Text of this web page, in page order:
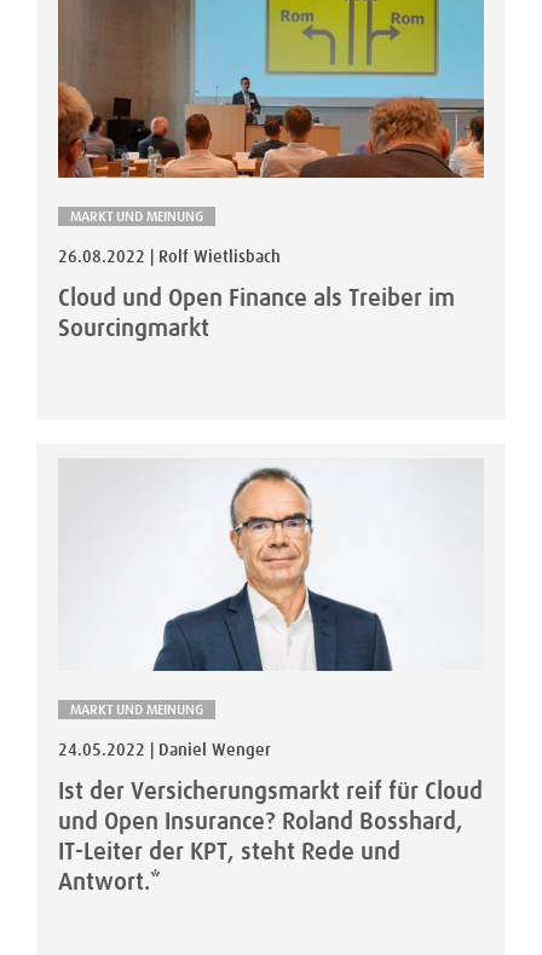
MARKT UND MEINUNG
26.08.2022 | Rolf Wietlisbach
Cloud und Open Finance als Treiber im
Sourcingmarkt
MARKT UND MEINUNG
24.05.2022 | Daniel Wenger
Ist der Versicherungsmarkt reif für Cloud
und Open Insurance? Roland Bosshard,
IT-Leiter der KPT, steht Rede und
Antwort.*